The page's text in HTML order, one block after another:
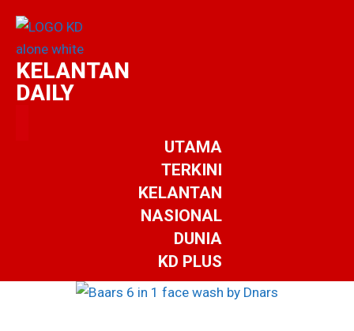
KELANTAN
DAILY
UTAMA
TERKINI
KELANTAN
NASIONAL
DUNIA
KD PLUS